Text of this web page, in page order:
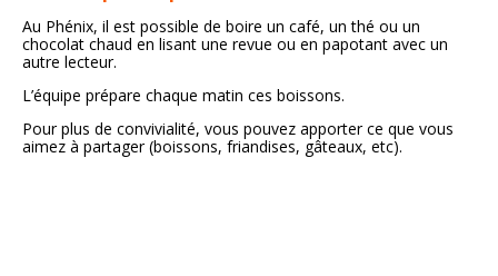
Au Phénix, il est possible de boire un café, un thé ou un
chocolat chaud en lisant une revue ou en papotant avec un
autre lecteur.
L’équipe prépare chaque matin ces boissons.
Pour plus de convivialité, vous pouvez apporter ce que vous
aimez à partager (boissons, friandises, gâteaux, etc).